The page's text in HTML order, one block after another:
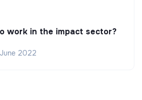
work in the impact sector?
2022